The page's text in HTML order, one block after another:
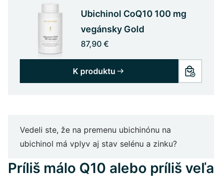
Ubichinol CoQ10 100 mg
vegánsky Gold
87,90 €
K produktu
Vedeli ste, že na premenu ubichinónu na
ubichinol má vplyv aj stav selénu a zinku?
Príliš málo Q10 alebo príliš veľa